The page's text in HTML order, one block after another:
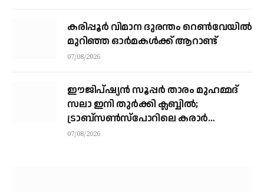
കരിപ്പൂര്‍ വിമാന ദുരന്തം റെണ്‍വേയില്‍
മുറിഞ്ഞ ഓര്‍മകള്‍ക്ക് ആറാണ്ട്
07/08/2026
ഈജിപ്ഷ്യന്‍ സൂപ്പര്‍ താരം മുഹമ്മദ്
സലാ ഇനി തുര്‍ക്കി ക്ലബ്ബില്‍;
ട്രാബ്‌സണ്‍സ്‌പോറിലെ കരാര്‍
അവസാനഘട്ടത്തില്‍
07/08/2026